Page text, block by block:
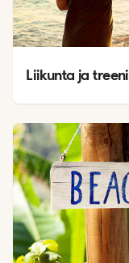
Liikunta ja treeni